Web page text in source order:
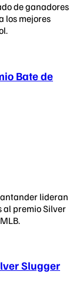
de ganadores
los mejores
Bate de
lideran
al premio Silver
Slugger